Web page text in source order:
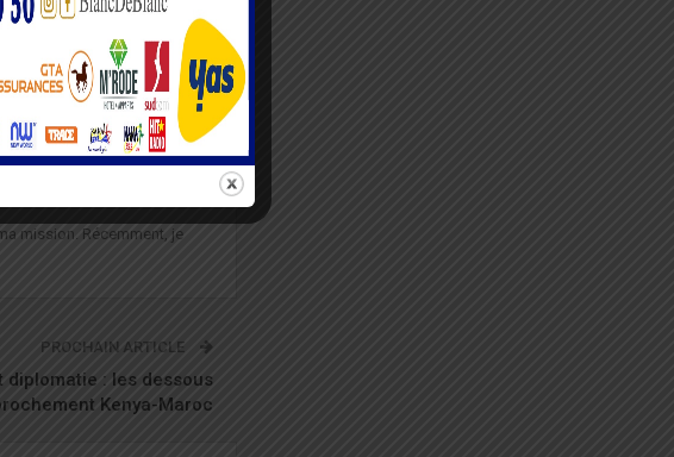
mission. Récemment, je
PROCHAIN ARTICLE
diplomatie : les dessous
Kenya-Maroc